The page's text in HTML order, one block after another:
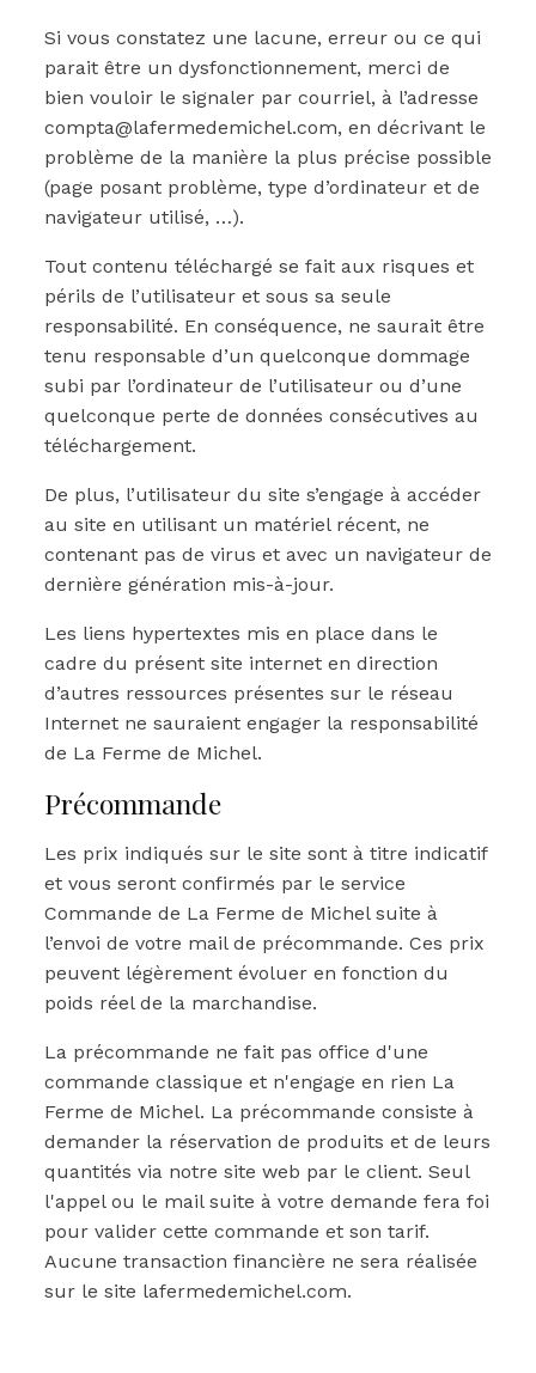
Si vous constatez une lacune, erreur ou ce qui
parait être un dysfonctionnement, merci de
bien vouloir le signaler par courriel, à l’adresse
compta@lafermedemichel.com, en décrivant le
problème de la manière la plus précise possible
(page posant problème, type d’ordinateur et de
navigateur utilisé, …).
Tout contenu téléchargé se fait aux risques et
périls de l’utilisateur et sous sa seule
responsabilité. En conséquence, ne saurait être
tenu responsable d’un quelconque dommage
subi par l’ordinateur de l’utilisateur ou d’une
quelconque perte de données consécutives au
téléchargement.
De plus, l’utilisateur du site s’engage à accéder
au site en utilisant un matériel récent, ne
contenant pas de virus et avec un navigateur de
dernière génération mis-à-jour.
Les liens hypertextes mis en place dans le
cadre du présent site internet en direction
d’autres ressources présentes sur le réseau
Internet ne sauraient engager la responsabilité
de La Ferme de Michel.
Précommande
Les prix indiqués sur le site sont à titre indicatif
et vous seront confirmés par le service
Commande de La Ferme de Michel suite à
l’envoi de votre mail de précommande. Ces prix
peuvent légèrement évoluer en fonction du
poids réel de la marchandise.
La précommande ne fait pas office d'une
commande classique et n'engage en rien La
Ferme de Michel. La précommande consiste à
demander la réservation de produits et de leurs
quantités via notre site web par le client. Seul
l'appel ou le mail suite à votre demande fera foi
pour valider cette commande et son tarif.
Aucune transaction financière ne sera réalisée
sur le site lafermedemichel.com.